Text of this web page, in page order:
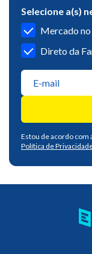
Selecione a(s)
Mercado
Direto da
Estou de acordo com
Política de